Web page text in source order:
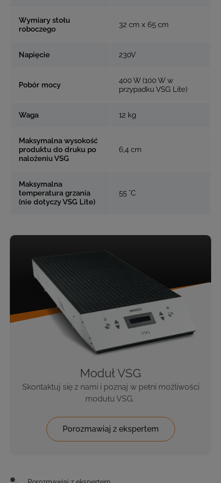
Wymiary stołu
roboczego
32 cm x 65 cm
Napięcie 230V
Pobór mocy
400 W (100 W w
przypadku VSG Lite)
Waga 12 kg
Maksymalna wysokość
produktu do druku po
nalożeniu VSG
6,4 cm
Maksymalna
temperatura grzania
(nie dotyczy VSG Lite)
55 °C
Moduł VSG
Skontaktuj się z nami i poznaj w pełni możliwości
modułu VSG.
Porozmawiaj z ekspertem